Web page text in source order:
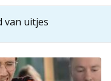
van uitjes